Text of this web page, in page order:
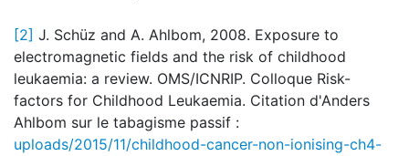
[2] J. Schüz and A. Ahlbom, 2008. Exposure to
electromagnetic fields and the risk of childhood
leukaemia: a review. OMS/ICNRIP. Colloque Risk-
factors for Childhood Leukaemia. Citation d'Anders
Ahlbom sur le tabagisme passif :
uploads/2015/11/childhood-cancer-non-ionising-ch4-